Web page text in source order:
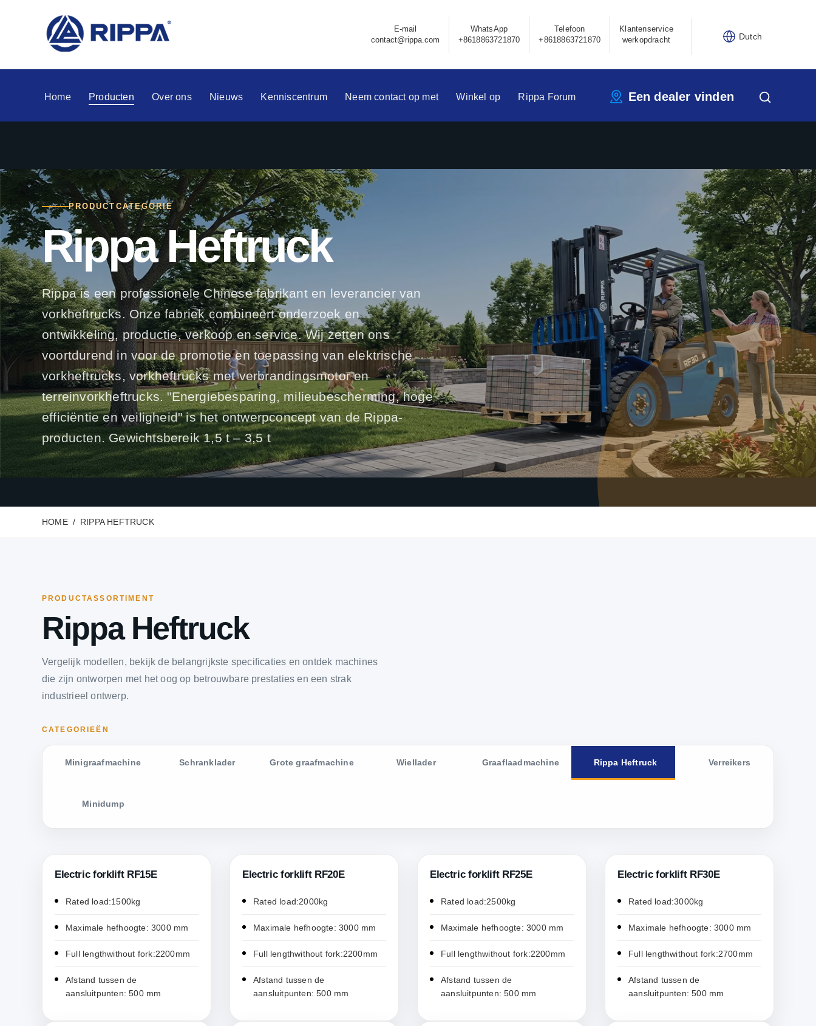
E-mail
contact@rippa.com
WhatsApp
+8618863721870
Telefoon
+8618863721870
Klantenservice
werkopdracht
Dutch
Home Producten Over ons Nieuws Kenniscentrum Neem contact op met Winkel op Rippa Forum Een dealer vinden
PRODUCTCATEGORIE
Rippa Heftruck
Rippa is een professionele Chinese fabrikant en leverancier van
vorkheftrucks. Onze fabriek combineert onderzoek en
ontwikkeling, productie, verkoop en service. Wij zetten ons
voortdurend in voor de promotie en toepassing van elektrische
vorkheftrucks, vorkheftrucks met verbrandingsmotor en
terreinvorkheftrucks. "Energiebesparing, milieubescherming, hoge
efficiëntie en veiligheid" is het ontwerpconcept van de Rippa-
producten. Gewichtsbereik 1,5 t – 3,5 t
HOME RIPPA HEFTRUCK
PRODUCTASSORTIMENT
Rippa Heftruck
Vergelijk modellen, bekijk de belangrijkste specificaties en ontdek machines
die zijn ontworpen met het oog op betrouwbare prestaties en een strak
industrieel ontwerp.
CATEGORIEËN
Minigraafmachine Schranklader Grote graafmachine Wiellader Graaflaadmachine Rippa Heftruck Verreikers
Minidump
Electric forklift RF15E
Rated load:1500kg
Maximale hefhoogte: 3000 mm
Full lengthwithout fork:2200mm
Afstand tussen de
aansluitpunten: 500 mm
Electric forklift RF20E
Rated load:2000kg
Maximale hefhoogte: 3000 mm
Full lengthwithout fork:2200mm
Afstand tussen de
aansluitpunten: 500 mm
Electric forklift RF25E
Rated load:2500kg
Maximale hefhoogte: 3000 mm
Full lengthwithout fork:2200mm
Afstand tussen de
aansluitpunten: 500 mm
Electric forklift RF30E
Rated load:3000kg
Maximale hefhoogte: 3000 mm
Full lengthwithout fork:2700mm
Afstand tussen de
aansluitpunten: 500 mm